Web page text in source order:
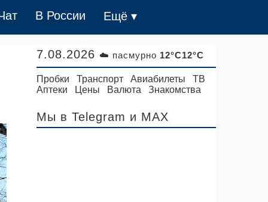
В России Ещё ▾
7.08.2026 ☁️ пасмурно 12°C12°C
Пробки Транспорт Авиабилеты
ТВ
Аптеки
Цены Валюта Знакомства
Мы в Telegram и MAX